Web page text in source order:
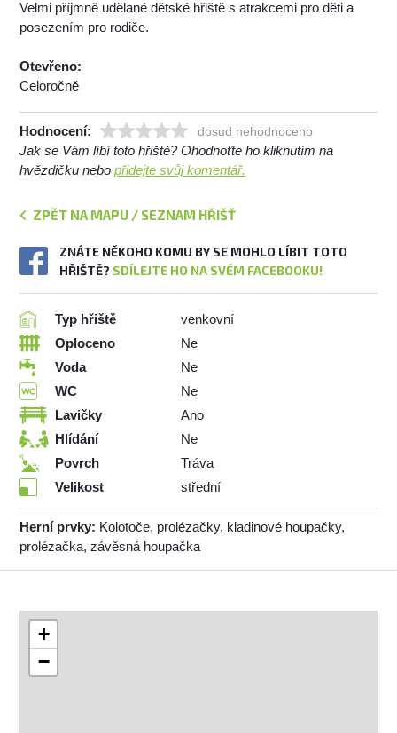
Velmi příjmně udělané dětské hřiště s atrakcemi pro děti a
posezením pro rodiče.
Otevřeno:
Celoročně
Hodnocení: dosud nehodnoceno
Jak se Vám líbí toto hřiště? Ohodnoťte ho kliknutím na
hvězdičku nebopřidejte svůj komentář.
ZPĚT NA MAPU / SEZNAM HŘIŠŤ
ZNÁTE NĚKOHO KOMU BY SE MOHLO LÍBIT TOTO
HŘIŠTĚ? SDÍLEJTE HO NA SVÉM FACEBOOKU!
Typ hřiště
venkovní
Oploceno
Ne
Voda
Ne
WC
Ne
Lavičky
Ano
Hlídání
Ne
Povrch
Tráva
Velikost
střední
Herní prvky: Kolotoče, prolézačky, kladinové houpačky,
prolézačka, závěsná houpačka
+
−